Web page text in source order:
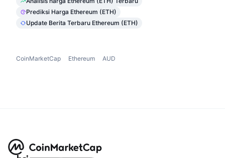
Prediksi Harga Ethereum (ETH)
Update Berita Terbaru Ethereum (ETH)
CoinMarketCap Ethereum AUD